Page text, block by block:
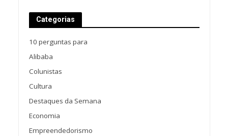
Categorias
10 perguntas para
Alibaba
Colunistas
Cultura
Destaques da Semana
Economia
Empreendedorismo